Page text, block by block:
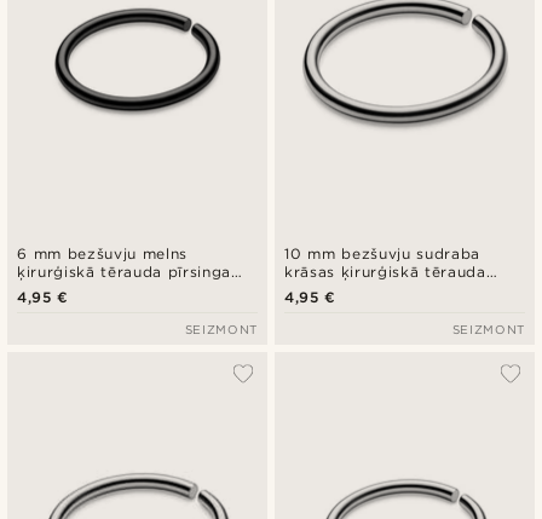
6 mm bezšuvju melns
ķirurģiskā tērauda pīrsinga
gredzens
4,95 €
SEIZMONT
10 mm bezšuvju sudraba
krāsas ķirurģiskā tērauda
pīrsinga gredzens
4,95 €
SEIZMONT